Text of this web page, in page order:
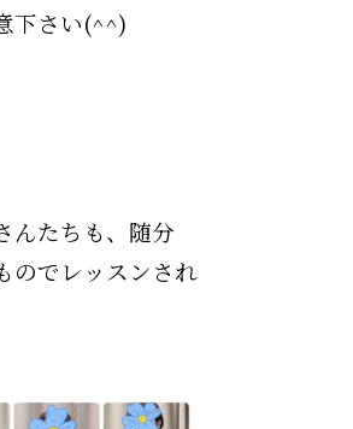
下さい(^^)
んたちも、随分
のでレッスンされ